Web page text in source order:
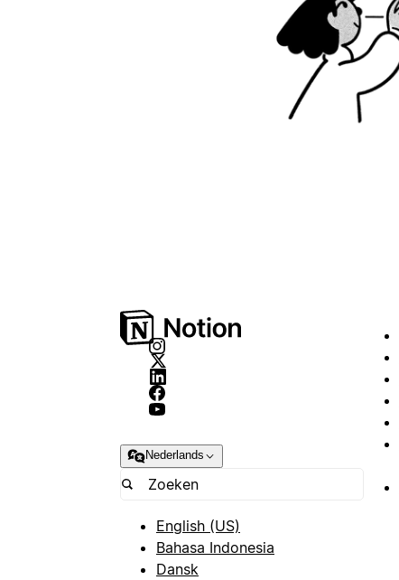
Nederlands
English (US)
Bahasa Indonesia
Dansk